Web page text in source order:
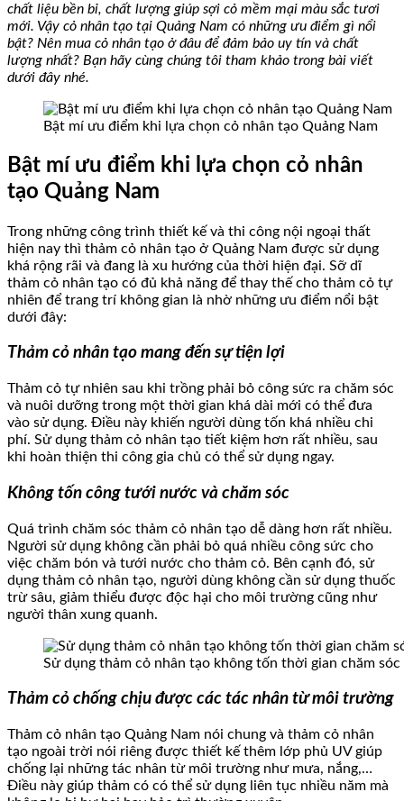
chất liệu bền bỉ, chất lượng giúp sợi cỏ mềm mại màu sắc tươi
mới. Vậy cỏ nhân tạo tại Quảng Nam có những ưu điểm gì nổi
bật? Nên mua cỏ nhân tạo ở đâu để đảm bảo uy tín và chất
lượng nhất? Bạn hãy cùng chúng tôi tham khảo trong bài viết
dưới đây nhé.
Bật mí ưu điểm khi lựa chọn cỏ nhân tạo Quảng Nam
Bật mí ưu điểm khi lựa chọn cỏ nhân
tạo Quảng Nam
Trong những công trình thiết kế và thi công nội ngoại thất
hiện nay thì thảm cỏ nhân tạo ở Quảng Nam được sử dụng
khá rộng rãi và đang là xu hướng của thời hiện đại. Sỡ dĩ
thảm cỏ nhân tạo có đủ khả năng để thay thế cho thảm cỏ tự
nhiên để trang trí không gian là nhờ những ưu điểm nổi bật
dưới đây:
Thảm cỏ nhân tạo mang đến sự tiện lợi
Thảm cỏ tự nhiên sau khi trồng phải bỏ công sức ra chăm sóc
và nuôi dưỡng trong một thời gian khá dài mới có thể đưa
vào sử dụng. Điều này khiến người dùng tốn khá nhiều chi
phí. Sử dụng thảm cỏ nhân tạo tiết kiệm hơn rất nhiều, sau
khi hoàn thiện thi công gia chủ có thể sử dụng ngay.
Không tốn công tưới nước và chăm sóc
Quá trình chăm sóc thảm cỏ nhân tạo dễ dàng hơn rất nhiều.
Người sử dụng không cần phải bỏ quá nhiều công sức cho
việc chăm bón và tưới nước cho thảm cỏ. Bên cạnh đó, sử
dụng thảm cỏ nhân tạo, người dùng không cần sử dụng thuốc
trừ sâu, giảm thiểu được độc hại cho môi trường cũng như
người thân xung quanh.
Sử dụng thảm cỏ nhân tạo không tốn thời gian chăm sóc
Thảm cỏ chống chịu được các tác nhân từ môi trường
Thảm cỏ nhân tạo Quảng Nam nói chung và thảm cỏ nhân
tạo ngoài trời nói riêng được thiết kế thêm lớp phủ UV giúp
chống lại những tác nhân từ môi trường như mưa, nắng,…
Điều này giúp thảm có có thể sử dụng liên tục nhiều năm mà